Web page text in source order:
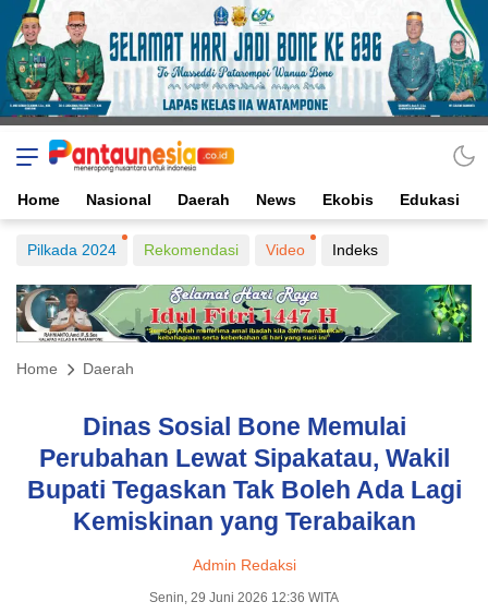
Home Nasional Daerah News Ekobis Edukasi
Pilkada 2024 Rekomendasi Video Indeks
Home Daerah
Dinas Sosial Bone Memulai
Perubahan Lewat Sipakatau, Wakil
Bupati Tegaskan Tak Boleh Ada Lagi
Kemiskinan yang Terabaikan
Admin Redaksi
Senin, 29 Juni 2026 12:36 WITA